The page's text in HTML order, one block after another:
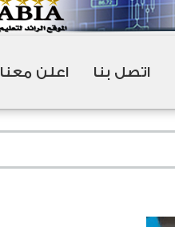
اتصل بنا اعلن معنا